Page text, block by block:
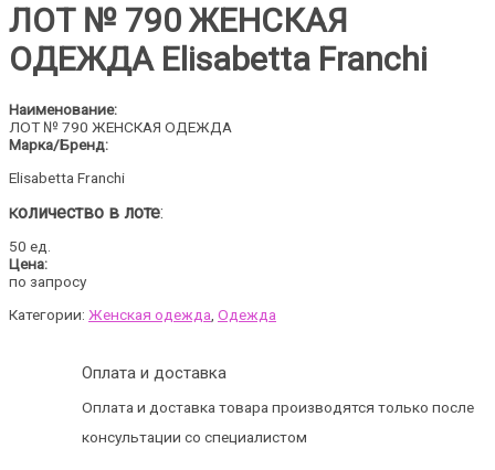
ЛОТ № 790 ЖЕНСКАЯ
ОДЕЖДА Elisabetta Franchi
Наименование:
ЛОТ № 790 ЖЕНСКАЯ ОДЕЖДА
Марка/Бренд:
Elisabetta Franchi
Количество в лоте:
50 ед.
Цена:
по запросу
Категории: Женская одежда Одежда
Оплата и доставка
Оплата и доставка товара производятся только после
консультации со специалистом